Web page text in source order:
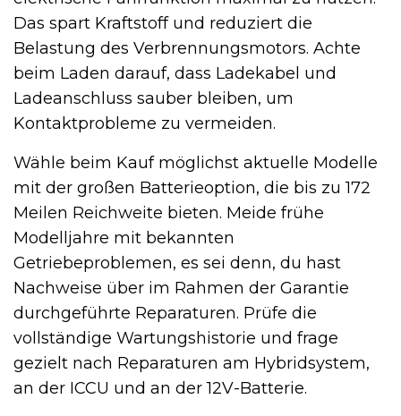
Das spart Kraftstoff und reduziert die
Belastung des Verbrennungsmotors. Achte
beim Laden darauf, dass Ladekabel und
Ladeanschluss sauber bleiben, um
Kontaktprobleme zu vermeiden.
Wähle beim Kauf möglichst aktuelle Modelle
mit der großen Batterieoption, die bis zu 172
Meilen Reichweite bieten. Meide frühe
Modelljahre mit bekannten
Getriebeproblemen, es sei denn, du hast
Nachweise über im Rahmen der Garantie
durchgeführte Reparaturen. Prüfe die
vollständige Wartungshistorie und frage
gezielt nach Reparaturen am Hybridsystem,
an der ICCU und an der 12V-Batterie.